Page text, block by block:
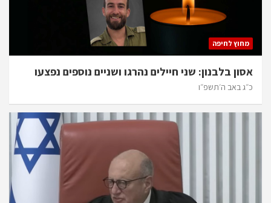
מחוץ לחיפה
אסון בלבנון: שני חיילים נהרגו ושניים נוספים נפצעו
כ״ג באב ה׳תשפ״ו